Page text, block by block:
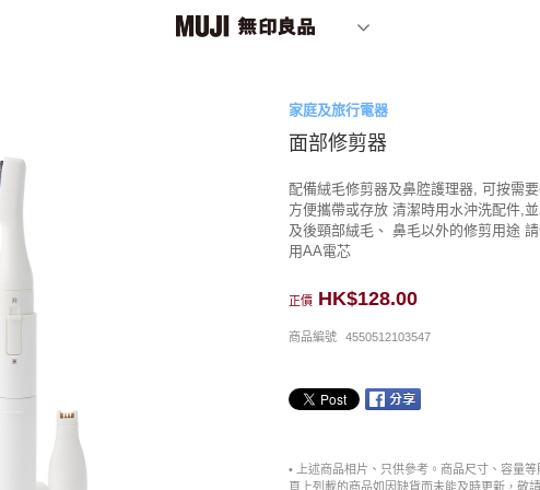
家庭及旅行電器
面部修剪器
配備絨毛修剪器及鼻腔護理器, 可按需
方便攜帶或存放 清潔時用水沖洗配件,
及後頸部絨毛、 鼻毛以外的修剪用途
用AA電芯
正價 HK$128.00
商品編號 4550512103547
• 上述商品相片、只供參考。商品尺寸、容量
頁上列載的商品如因缺貨而未能及時更新，敬